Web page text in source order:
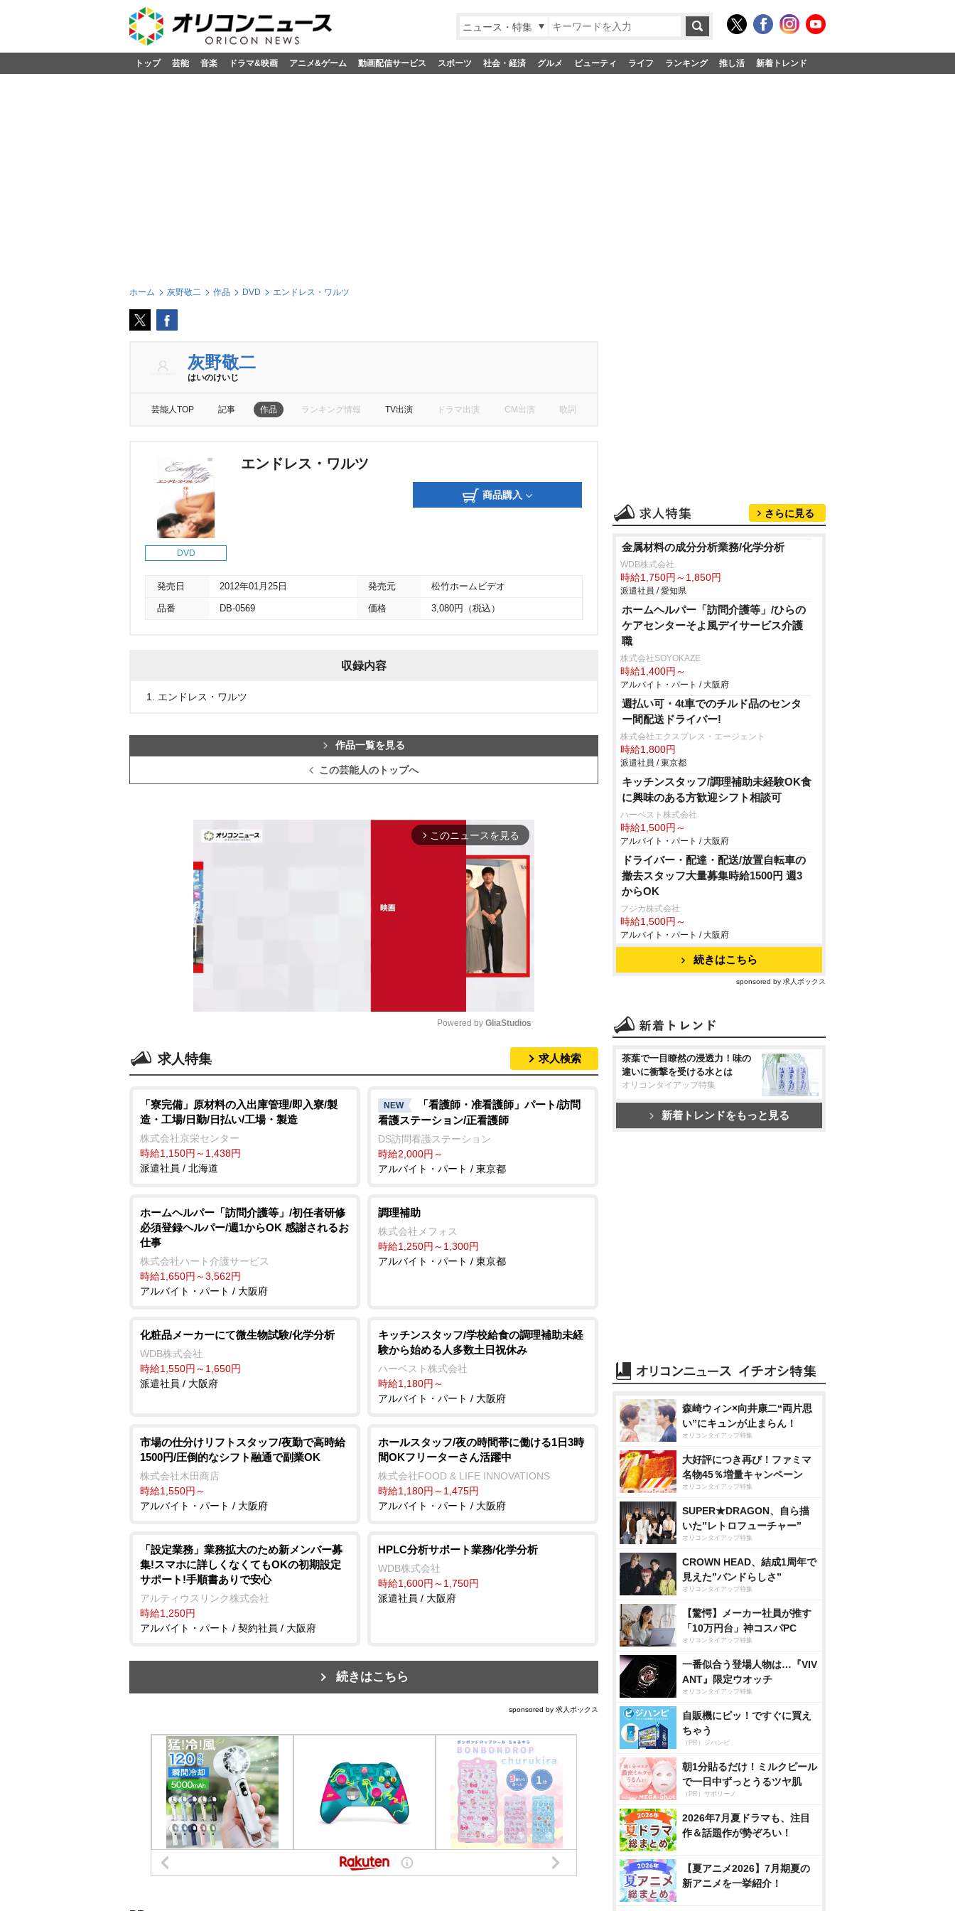
ニュース・特集
トップ 芸能 音楽 ドラマ&映画 アニメ&ゲーム 動画配信サービス スポーツ 社会・経済 グルメ ビューティ ライフ ランキング 推し活 新着トレンド
ホーム 灰野敬二 作品 DVD エンドレス・ワルツ
灰野敬二
はいのけいじ
芸能人TOP 記事 作品 ランキング情報 TV出演 ドラマ出演 CM出演 歌詞
DVD
エンドレス・ワルツ
商品購入
発売日 2012年01月25日 発売元 松竹ホームビデオ
品番 DB-0569 価格 3,080円（税込）
収録内容
1. エンドレス・ワルツ
作品一覧を見る
この芸能人のトップへ
arrow_forward_ios このニュースを見る
t
e
Powered by GliaStudios
求人特集 求人検索
「寮完備」原材料の入出庫管理/即入寮/製
造・工場/日勤/日払い/工場・製造
株式会社京栄センター
時給1,150円～1,438円
派遣社員 / 北海道
NEW
「看護師・准看護師」パート/訪問
看護ステーション/正看護師
DS訪問看護ステーション
時給2,000円～
アルバイト・パート / 東京都
ホームヘルパー「訪問介護等」/初任者研修
必須登録ヘルパー/週1からOK 感謝されるお
仕事
株式会社ハート介護サービス
時給1,650円～3,562円
アルバイト・パート / 大阪府
調理補助
株式会社メフォス
時給1,250円～1,300円
アルバイト・パート / 東京都
化粧品メーカーにて微生物試験/化学分析
WDB株式会社
時給1,550円～1,650円
派遣社員 / 大阪府
キッチンスタッフ/学校給食の調理補助未経
験から始める人多数土日祝休み
ハーベスト株式会社
時給1,180円～
アルバイト・パート / 大阪府
市場の仕分けリフトスタッフ/夜勤で高時給
1500円/圧倒的なシフト融通で副業OK
株式会社木田商店
時給1,550円～
アルバイト・パート / 大阪府
ホールスタッフ/夜の時間帯に働ける1日3時
間OKフリーターさん活躍中
株式会社FOOD & LIFE INNOVATIONS
時給1,180円～1,475円
アルバイト・パート / 大阪府
「設定業務」業務拡大のため新メンバー募
集!スマホに詳しくなくてもOKの初期設定
サポート!手順書ありで安心
アルティウスリンク株式会社
時給1,250円
アルバイト・パート / 契約社員 / 大阪府
HPLC分析サポート業務/化学分析
WDB株式会社
時給1,600円～1,750円
派遣社員 / 大阪府
続きはこちら
sponsored by 求人ボックス
さらに見る
金属材料の成分分析業務/化学分析
WDB株式会社
時給1,750円～1,850円
派遣社員 / 愛知県
ホームヘルパー「訪問介護等」/ひらの
ケアセンターそよ風デイサービス介護
職
株式会社SOYOKAZE
時給1,400円～
アルバイト・パート / 大阪府
週払い可・4t車でのチルド品のセンタ
ー間配送ドライバー!
株式会社エクスプレス・エージェント
時給1,800円
派遣社員 / 東京都
キッチンスタッフ/調理補助未経験OK食
に興味のある方歓迎シフト相談可
ハーベスト株式会社
時給1,500円～
アルバイト・パート / 大阪府
ドライバー・配達・配送/放置自転車の
撤去スタッフ大量募集時給1500円 週3
からOK
フジカ株式会社
時給1,500円～
アルバイト・パート / 大阪府
続きはこちら
sponsored by 求人ボックス
茶葉で一目瞭然の浸透力！味の
違いに衝撃を受ける水とは
オリコンタイアップ特集
新着トレンドをもっと見る
森崎ウィン×向井康二“両片思
い”にキュンが止まらん！
オリコンタイアップ特集
大好評につき再び！ファミマ
名物45％増量キャンペーン
オリコンタイアップ特集
SUPER★DRAGON、自ら描
いた”レトロフューチャー”
オリコンタイアップ特集
CROWN HEAD、結成1周年で
見えた”バンドらしさ”
オリコンタイアップ特集
【驚愕】メーカー社員が推す
「10万円台」神コスパPC
オリコンタイアップ特集
一番似合う登場人物は…『VIV
ANT』限定ウオッチ
オリコンタイアップ特集
自販機にピッ！ですぐに買え
ちゃう
（PR）ジハンピ
朝1分貼るだけ！ミルクピール
で一日中ずっとうるツヤ肌
（PR）サボリーノ
2026年7月夏ドラマも、注目
作＆話題作が勢ぞろい！
【夏アニメ2026】7月期夏の
新アニメを一挙紹介！